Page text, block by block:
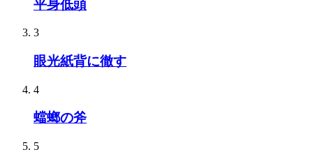
平身低頭
3
眼光紙背に徹す
4
蟷螂の斧
5